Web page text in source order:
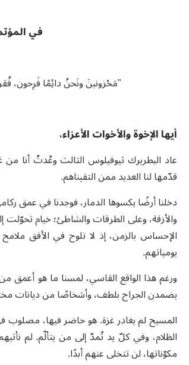
في
"مَحْزونينَ ونَحنُ دائِمًا فَرِحون،
أيها الإخوة والأخوات الأعزاء،
عاد البطريرك ثيوفيلوس الثالث وعُدتُ أنا من
قدّمها لنا العديد ممن التقيناهم.
دخلنا أرضًا يكسوها الدمار، فوجدنا في عمق
والأزقة، وعلى الطرقات والشاطئ؛خيام تحوّلت
الإحساس بالزمن، إذ لا تلوح في الأفق ملامح
يومياتهم.
ورغم هذا الواقع القاسي، لمسنا ما هو أعمق
يضمدن الجراح بلطف، وأشخاصًا من ديانات
المسيح لم يغادر غزة. هو حاضر فيها، مصلوب
الظلام، وفي كلّ يد تُمدّ إلى من يتألّم. لم
مكوّناتها، لن تتخلى عنهم أبدًا.